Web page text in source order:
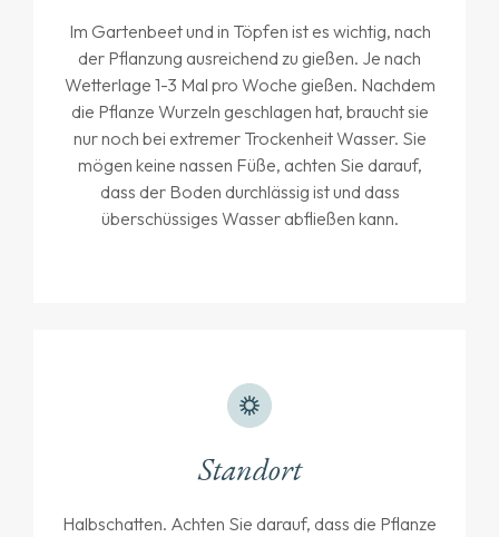
Im Gartenbeet und in Töpfen ist es wichtig, nach
der Pflanzung ausreichend zu gießen. Je nach
Wetterlage 1-3 Mal pro Woche gießen. Nachdem
die Pflanze Wurzeln geschlagen hat, braucht sie
nur noch bei extremer Trockenheit Wasser. Sie
mögen keine nassen Füße, achten Sie darauf,
dass der Boden durchlässig ist und dass
überschüssiges Wasser abfließen kann.
Standort
Halbschatten. Achten Sie darauf, dass die Pflanze